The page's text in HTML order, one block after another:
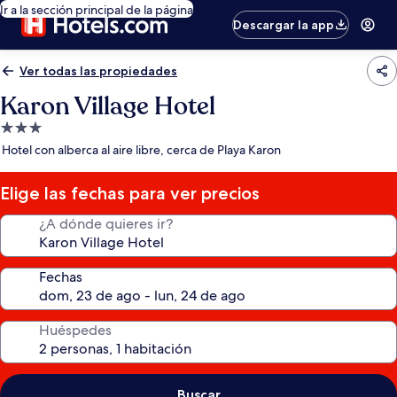
Ir a la sección principal de la página
Descargar la app
Ver todas las propiedades
Karon Village Hotel
Propiedad
de
estrellas
Hotel con alberca al aire libre, cerca de Playa Karon
Elige las fechas para ver precios
¿A dónde quieres ir?
Fechas
Huéspedes